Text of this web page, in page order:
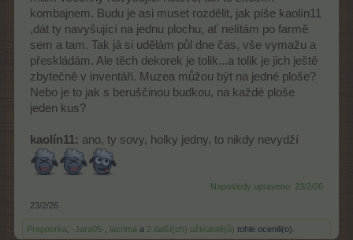
kombajnem. Budu je asi muset rozdělit, jak píše kaolín11
,dát ty navyšující na jednu plochu, ať nelítám po farmě
sem a tam. Tak já si udělám půl dne čas, vše vymažu a
přeskládám. Ale těch dekorek je tolik...a tolik je jich ještě
zbytečně v inventáři. Muzea můžou být na jedné ploše?
Nebo je to jak s beruščinou budkou, na každé ploše
jeden kus?
kaolín11: ano, ty sovy, holky jedny, to nikdy nevydží
Naposledy upraveno: 23/2/26
23/2/26
Prepperka -Jara05- lacrima a 2 další(ch) uživatelé(ů) tohle ocenili(o).